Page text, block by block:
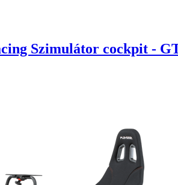
Szimulátor cockpit -